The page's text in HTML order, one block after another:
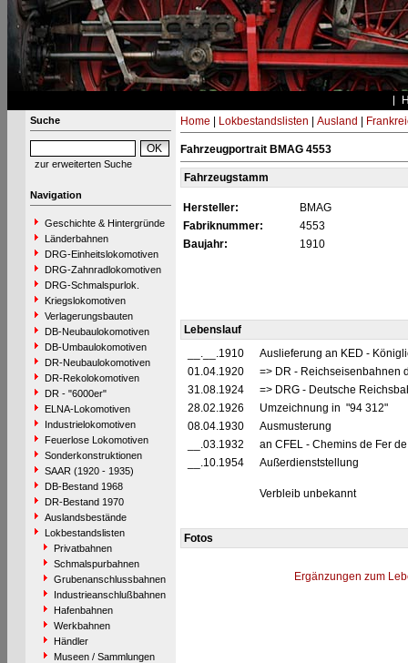
Suche
zur erweiterten Suche
Navigation
Geschichte & Hintergründe
Länderbahnen
DRG-Einheitslokomotiven
DRG-Zahnradlokomotiven
DRG-Schmalspurlok.
Kriegslokomotiven
Verlagerungsbauten
DB-Neubaulokomotiven
DB-Umbaulokomotiven
DR-Neubaulokomotiven
DR-Rekolokomotiven
DR - "6000er"
ELNA-Lokomotiven
Industrielokomotiven
Feuerlose Lokomotiven
Sonderkonstruktionen
SAAR (1920 - 1935)
DB-Bestand 1968
DR-Bestand 1970
Auslandsbestände
Lokbestandslisten
Privatbahnen
Schmalspurbahnen
Grubenanschlussbahnen
Industrieanschlußbahnen
Hafenbahnen
Werkbahnen
Händler
Museen / Sammlungen
Home Lokbestandslisten Ausland
Fahrzeugportrait BMAG 4553
Fahrzeugstamm
Hersteller:
BMAG
Fabriknummer:
4553
Baujahr:
1910
Lebenslauf
__.__.1910
Auslieferung an KED -
01.04.1920
=> DR - Reichseisenbahnen
31.08.1924
=> DRG - Deutsche
28.02.1926
Umzeichnung in "94 312"
08.04.1930
Ausmusterung
__.03.1932
an CFEL - Chemins de Fer
__.10.1954
Außerdienststellung
Verbleib unbekannt
Fotos
Ergänzungen zum